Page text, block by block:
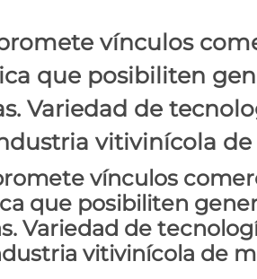
vínculos
que posibiliten
Variedad de
vitivinícola
vínculos
que posibiliten
Variedad de
vitivinícola de